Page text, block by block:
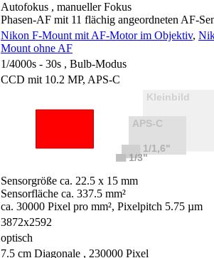
Autofokus , manueller Fokus
Phasen-AF mit 11 flächig angeordneten AF-
Nikon F-Mount mit AF-Motor im Objektiv,
Mount ohne AF
1/4000s - 30s , Bulb-Modus
CCD mit 10.2 MP, APS-C
Sensorgröße ca. 22.5 x 15 mm
Sensorfläche ca. 337.5 mm²
ca. 30000 Pixel pro mm², Pixelpitch 5.75 µm
3872x2592
optisch
7.5 cm Diagonale , 230000 Pixel